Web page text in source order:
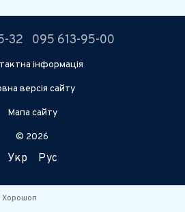
32 095 613-95-00
інформація
версія сайту
Мапа сайту
© 2026
Укр Рус
Хорошоп